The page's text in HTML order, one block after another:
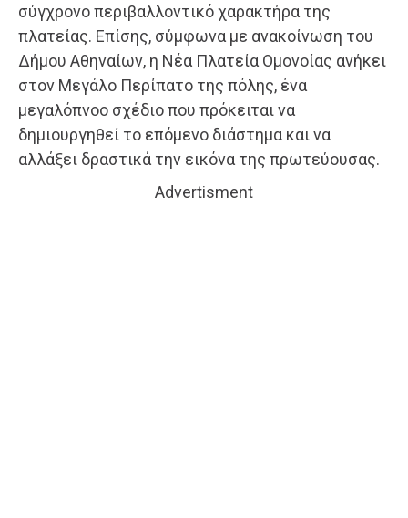
σύγχρονο περιβαλλοντικό χαρακτήρα της
πλατείας. Επίσης, σύμφωνα με ανακοίνωση του
Δήμου Αθηναίων, η Νέα Πλατεία Ομονοίας ανήκει
στον Μεγάλο Περίπατο της πόλης, ένα
μεγαλόπνοο σχέδιο που πρόκειται να
δημιουργηθεί το επόμενο διάστημα και να
αλλάξει δραστικά την εικόνα της πρωτεύουσας.
Advertisment